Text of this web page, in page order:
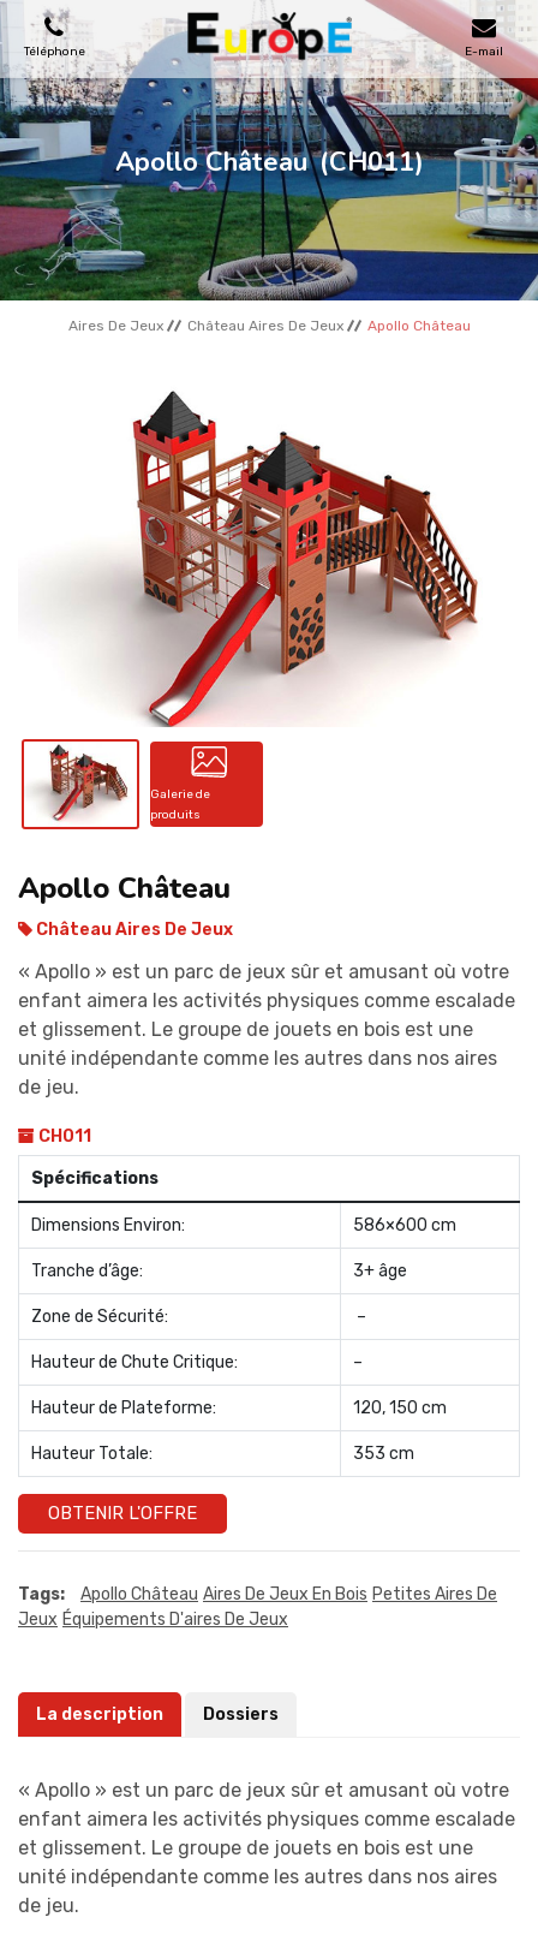
Téléphone E-mail
AIRES DE JEUX
MAISONS EN BOIS
MOBILIERS URBAINS
SKATEPARKS
TERRAINS DE SPORT
REFERENCES
Apollo Château (CH011)
Aires De Jeux Château Aires De Jeux Apollo Château
Galerie de
produits
Apollo Château
Château Aires De Jeux
« Apollo » est un parc de jeux sûr et amusant où votre
enfant aimera les activités physiques comme escalade
et glissement. Le groupe de jouets en bois est une
unité indépendante comme les autres dans nos aires
de jeu.
CH011
Spécifications
Dimensions Environ: 586×600 cm
Tranche d’âge: 3+ âge
Zone de Sécurité: –
Hauteur de Chute Critique: –
Hauteur de Plateforme: 120, 150 cm
Hauteur Totale: 353 cm
OBTENIR L'OFFRE
Tags: Apollo Château Aires De Jeux En Bois Petites Aires De
Jeux Équipements D'aires De Jeux
La description Dossiers
« Apollo » est un parc de jeux sûr et amusant où votre
enfant aimera les activités physiques comme escalade
et glissement. Le groupe de jouets en bois est une
unité indépendante comme les autres dans nos aires
de jeu.